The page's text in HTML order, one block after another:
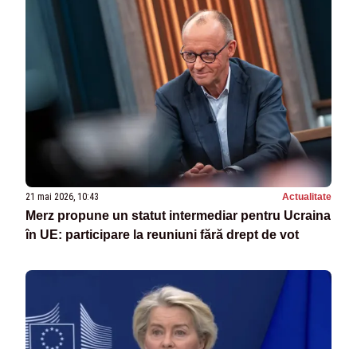
21 mai 2026, 10:43 Actualitate
Merz propune un statut intermediar pentru Ucraina
în UE: participare la reuniuni fără drept de vot